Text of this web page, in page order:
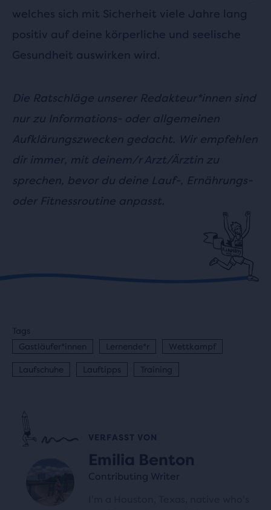
welches sich mit Sicherheit viele Jahre lang
positiv auf deine körperliche und seelische
Gesundheit auswirken wird.
Die Ratschläge unserer Redakteur*innen sind
nur zu Informations- oder allgemeinen
Aufklärungszwecken gedacht. Wir empfehlen
dir immer, mit deinem/r Arzt/Ärztin zu
sprechen, bevor du deine Lauf-, Ernährungs-
oder Fitnessroutine anpasst.
Tags
Gastläufer*innen
Lernende*r Wettkampf
Laufschuhe Lauftipps Training
VERFASST VON
Emilia Benton
Contributing Writer